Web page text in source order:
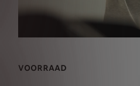
VOORRAAD